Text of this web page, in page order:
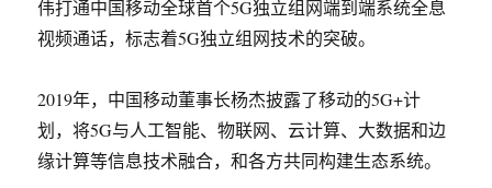
伟打通中国移动全球首个5G独立组网端到端系统全息
视频通话，标志着5G独立组网技术的突破。
2019年，中国移动董事长杨杰披露了移动的5G+计
划，将5G与人工智能、物联网、云计算、大数据和边
缘计算等信息技术融合，和各方共同构建生态系统。